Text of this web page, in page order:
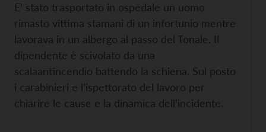
E’ stato trasportato in ospedale un uomo
rimasto vittima stamani di un infortunio mentre
lavorava in un albergo al passo del Tonale. Il
dipendente è scivolato da una
scalaantincendio battendo la schiena. Sul posto
i carabinieri e l’ispettorato del lavoro per
chiarire le cause e la dinamica dell’incidente.